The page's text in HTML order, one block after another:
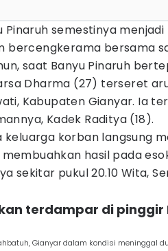
Pinaruh semestinya menjadi
bercengkerama bersama
saat Banyu Pinaruh
Dharma (27) terseret
Kabupaten Gianyar. Ia
Kadek Raditya (18).
korban langsung
hasil pada
sekitar pukul 20.10 Wita,
terdampar di pinggir
Gianyar dalam kondisi meninggal